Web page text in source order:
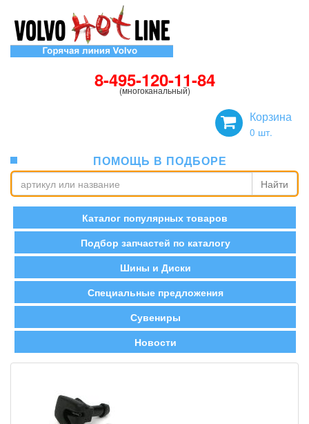
8-495-120-11-84
(многоканальный)
Корзина
0 шт.
ПОМОЩЬ В ПОДБОРЕ
Найти
Каталог популярных товаров
Подбор запчастей по каталогу
Шины и Диски
Специальные предложения
Сувениры
Новости